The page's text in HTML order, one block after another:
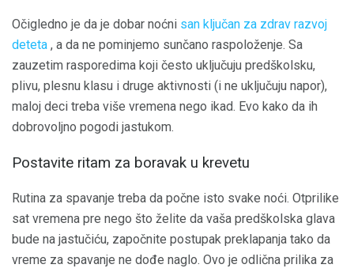
Očigledno je da je dobar noćni san ključan za zdrav razvoj
deteta , a da ne pominjemo sunčano raspoloženje. Sa
zauzetim rasporedima koji često uključuju predškolsku,
plivu, plesnu klasu i druge aktivnosti (i ne uključuju napor),
maloj deci treba više vremena nego ikad. Evo kako da ih
dobrovoljno pogodi jastukom.
Postavite ritam za boravak u krevetu
Rutina za spavanje treba da počne isto svake noći. Otprilike
sat vremena pre nego što želite da vaša predškolska glava
bude na jastučiću, započnite postupak preklapanja tako da
vreme za spavanje ne dođe naglo. Ovo je odlična prilika za